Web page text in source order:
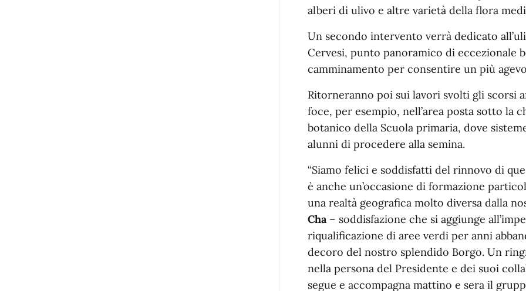
alberi di ulivo e altre varietà della flora
Un secondo intervento verrà dedicato
Cervesi, punto panoramico di eccezionale
camminamento per consentire un più
Ritorneranno poi sui lavori svolti gli scorsi
foce, per esempio, nell’area posta sotto la
botanico della Scuola primaria, dove
alunni di procedere alla semina.
“Siamo felici e soddisfatti del rinnovo di
è anche un’occasione di formazione
una realtà geografica molto diversa dalla
Cha– soddisfazione che si aggiunge
riqualificazione di aree verdi per anni
decoro del nostro splendido Borgo. Un
nella persona del Presidente e dei suoi
segue e accompagna mattino e sera il